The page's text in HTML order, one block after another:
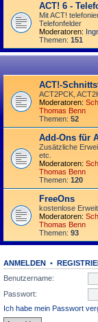
ACT! 6 -
Mit ACT!
Telefonfelder
Moderatoren:
Themen: 151
ACT!-
ACT2PCK,
Moderatoren:
Thomas Benn
Themen: 52
Add-Ons für
Zusätzliche
etc.
Moderatoren:
Thomas Benn
Themen: 120
FreeOns
kostenlose
Moderatoren:
Thomas Benn
Themen: 93
ANMELDEN •
Benutzername:
Passwort:
Ich habe mein Passwort